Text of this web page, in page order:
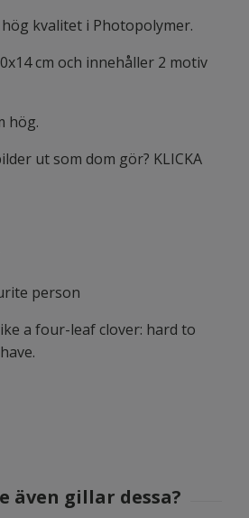
kvalitet i Photopolymer.
cm och innehåller 2 motiv
hög.
ut som dom gör? KLICKA
person
a four-leaf clover: hard to